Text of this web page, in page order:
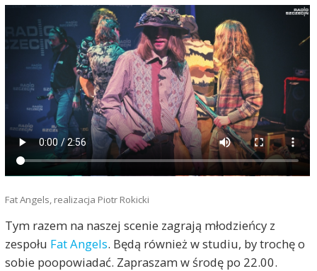
Fat Angels, realizacja Piotr Rokicki
Tym razem na naszej scenie zagrają młodzieńcy z
zespołu Fat Angels. Będą również w studiu, by trochę o
sobie poopowiadać. Zapraszam w środę po 22.00.